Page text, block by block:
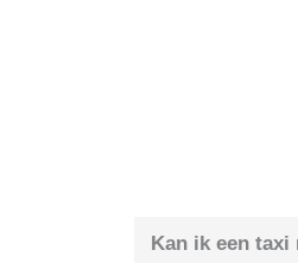
Kan ik een